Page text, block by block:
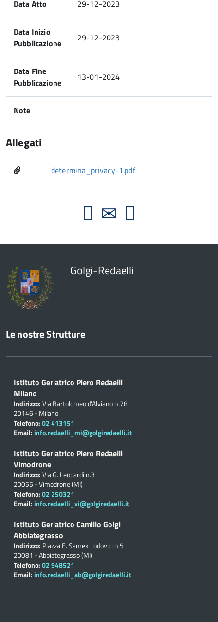
Data Atto 29-12-2023
Data Inizio
Pubblicazione
29-12-2023
Data Fine
Pubblicazione
13-01-2024
Note
Allegati
determina_privacy-1.pdf
Golgi-Redaelli
Le nostre Strutture
Istituto Geriatrico Piero Redaelli
Milano
Indirizzo:Via Bartolomeo d'Alviano n.78
20146 - Milano
Telefono:02 413151
Email: info.redaelli_mi@golgiredaelli.it
Istituto Geriatrico Piero Redaelli
Vimodrone
Indirizzo:Via G. Leopardi n.3
20055 - Vimodrone (MI)
Telefono:02 250321
Email: info.redaelli_vi@golgiredaelli.it
Istituto Geriatrico Camillo Golgi
Abbiategrasso
Indirizzo: Piazza E. Samek Lodovici n.5
20081 - Abbiategrasso (MI)
Telefono:02 948521
Email: info.redaelli_ab@golgiredaelli.it